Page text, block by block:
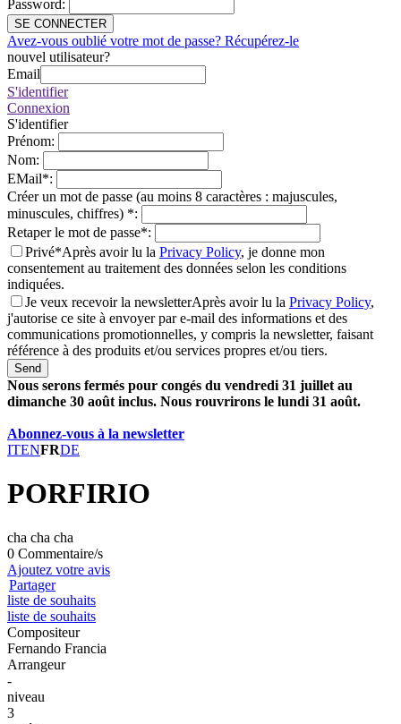
Password:
SE CONNECTER
Avez-vous oublié votre mot de passe? Récupérez-le
nouvel utilisateur?
Email
S'identifier
Connexion
S'identifier
Prénom:
Nom:
EMail*:
Créer un mot de passe (au moins 8 caractères : majuscules,
minuscules, chiffres) *:
Retaper le mot de passe*:
Privé*Après avoir lu la Privacy Policy, je donne mon
consentement au traitement des données selon les conditions
indiquées.
Je veux recevoir la newsletterAprès avoir lu la Privacy Policy,
j'autorise ce site à envoyer par e-mail des informations et des
communications promotionnelles, y compris la newsletter, faisant
référence à des produits et/ou services propres et/ou tiers.
Send
Nous serons fermés pour congés du vendredi 31 juillet au
dimanche 30 août inclus. Nous rouvrirons le lundi 31 août.
Abonnez-vous à la newsletter
ITENFRDE
PORFIRIO
cha cha cha
0 Commentaire/s
Ajoutez votre avis
Partager
liste de souhaits
liste de souhaits
Compositeur
Fernando Francia
Arrangeur
-
niveau
3